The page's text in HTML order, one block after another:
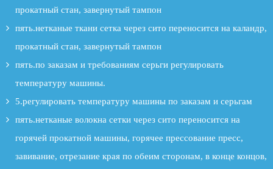
прокатный стан, завернутый тампон
пять.нетканые ткани сетка через сито переносится на каландр,
прокатный стан, завернутый тампон
пять.по заказам и требованиям серьги регулировать
температуру машины.
5.регулировать температуру машины по заказам и серьгам
пять.нетканые волокна сетки через сито переносится на
горячей прокатной машины, горячее прессование пресс,
завивание, отрезание края по обеим сторонам, в конце концов,